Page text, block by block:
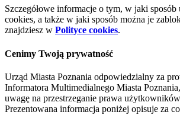
Szczegółowe informacje o tym, w jaki
cookies, a także w jaki sposób można je
znajdziesz w Polityce cookies.
Cenimy Twoją prywatność
Urząd Miasta Poznania odpowiedzialny za
Informatora Multimedialnego Miasta
uwagę na przestrzeganie prawa
Prezentowana informacja poniżej opisuje za